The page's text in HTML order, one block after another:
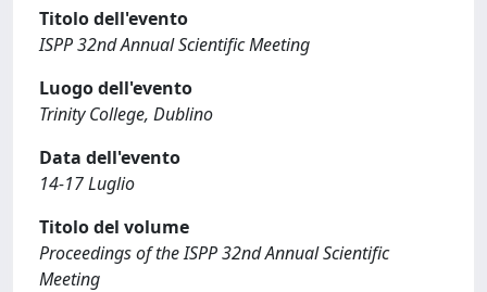
Titolo dell'evento
ISPP 32nd Annual Scientific Meeting
Luogo dell'evento
Trinity College, Dublino
Data dell'evento
14-17 Luglio
Titolo del volume
Proceedings of the ISPP 32nd Annual Scientific
Meeting